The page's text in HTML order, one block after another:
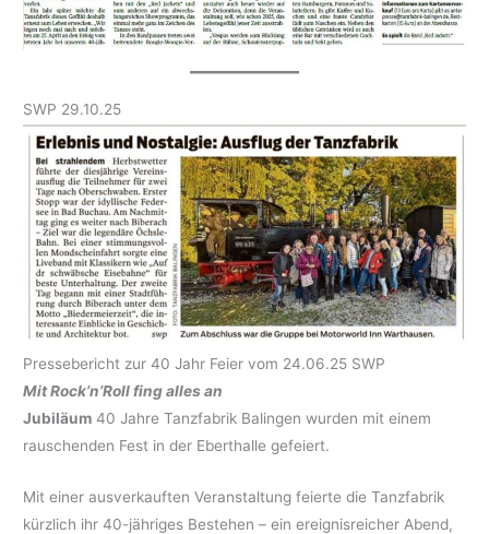
SWP 29.10.25
Pressebericht zur 40 Jahr Feier vom 24.06.25 SWP
Mit Rock’n’Roll fing alles an
Jubiläum 40 Jahre Tanzfabrik Balingen wurden mit einem
rauschenden Fest in der Eberthalle gefeiert.
Mit einer ausverkauften Veranstaltung feierte die Tanzfabrik
kürzlich ihr 40-jähriges Bestehen – ein ereignisreicher Abend,